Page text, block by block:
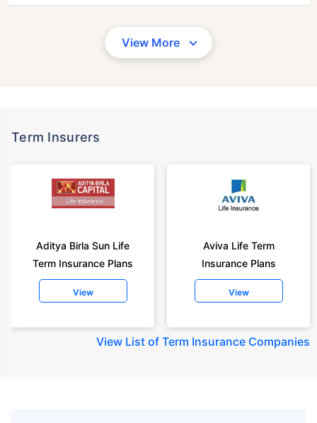
View More
Term Insurers
Aditya Birla Sun Life
Term Insurance Plans
View
Aviva Life Term
Insurance Plans
View
View List of Term Insurance Companies